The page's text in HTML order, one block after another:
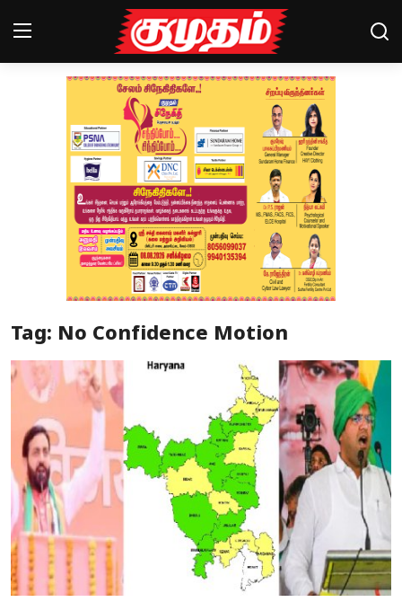
Magazines
Special Story
Business
Crime
Tamilnadu
National
World
Tag: No Confidence Motion